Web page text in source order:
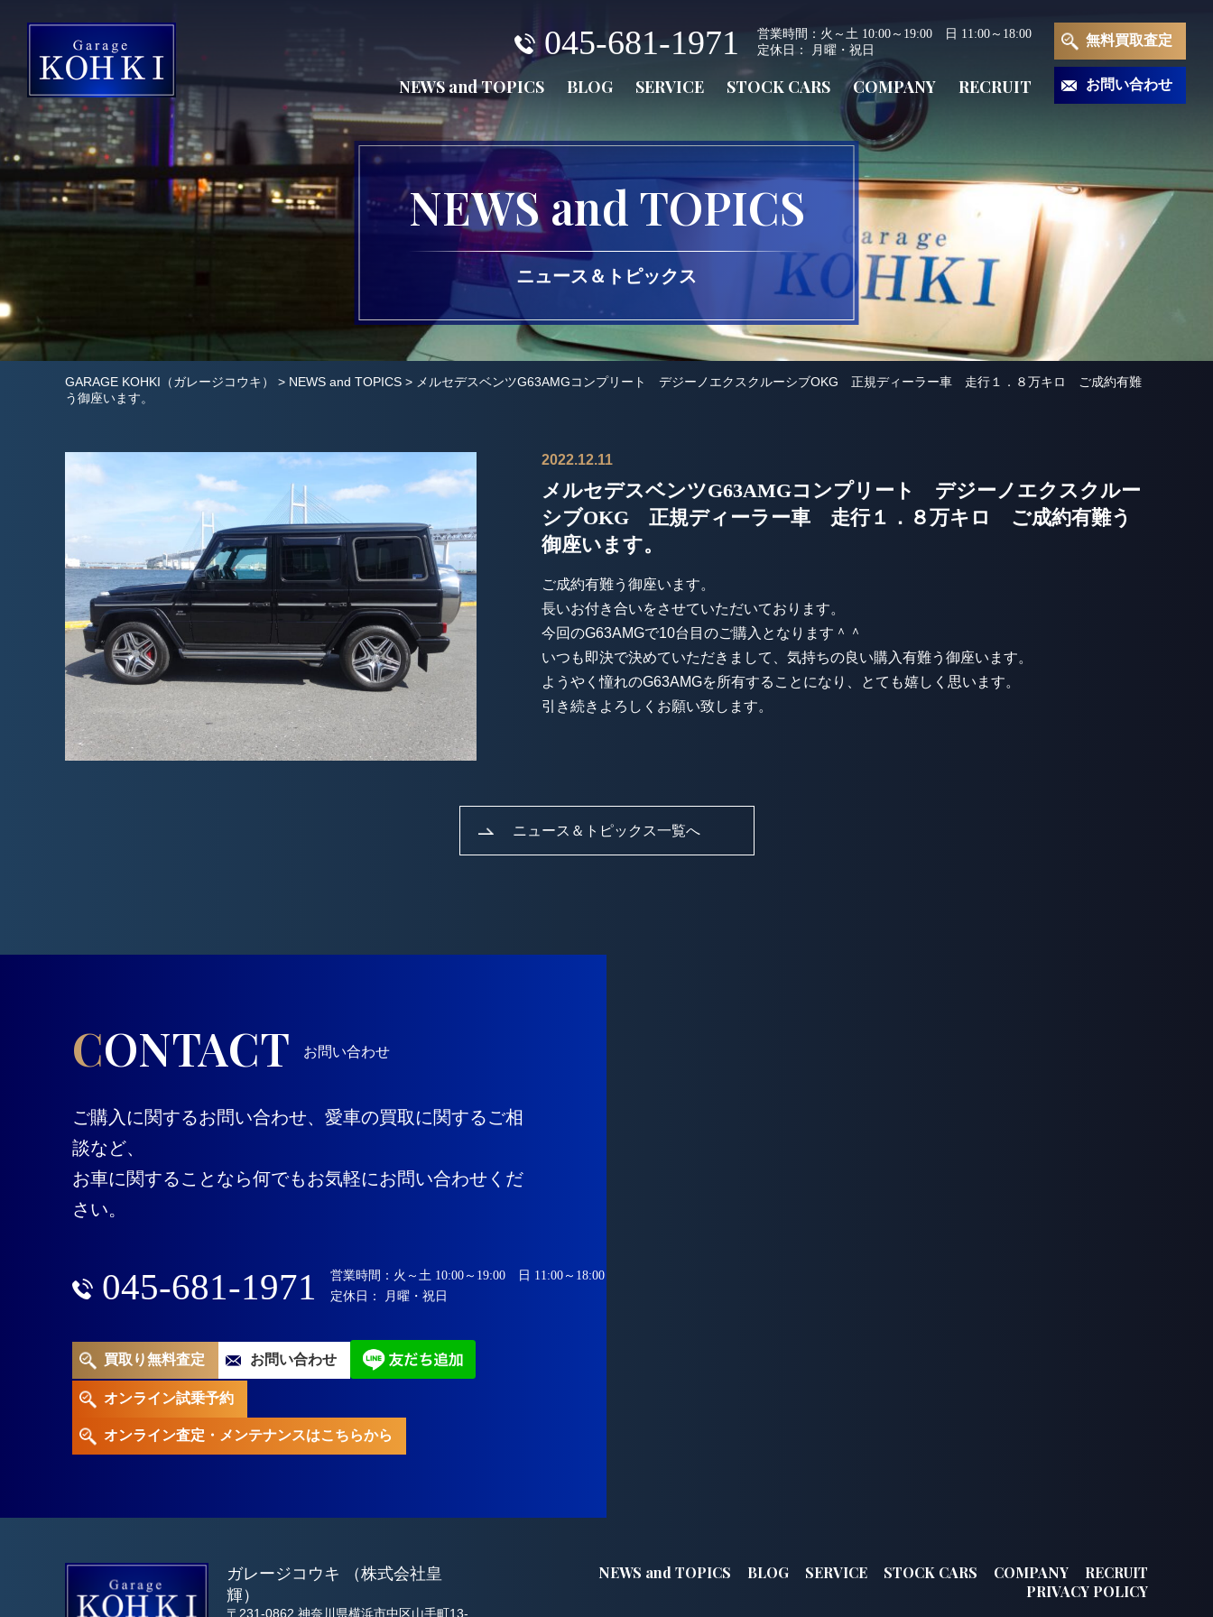
045-681-1971
営業時間：火～土 10:00～19:00 日 11:00～18:00
定休日： 月曜・祝日
NEWS and TOPICS BLOG SERVICE STOCK CARS COMPANY RECRUIT
無料買取査定
お問い合わせ
NEWS and TOPICS
ニュース＆トピックス
GARAGE KOHKI（ガレージコウキ） > NEWS and TOPICS > メルセデスベンツG63AMGコンプリート デジーノエクスクルーシブOKG 正規ディーラー車 走行１．８万キロ ご成約有難
う御座います。
2022.12.11
メルセデスベンツG63AMGコンプリート デジーノエクスクルー
シブOKG 正規ディーラー車 走行１．８万キロ ご成約有難う
御座います。
ご成約有難う御座います。
長いお付き合いをさせていただいております。
今回のG63AMGで10台目のご購入となります＾＾
いつも即決で決めていただきまして、気持ちの良い購入有難う御座います。
ようやく憧れのG63AMGを所有することになり、とても嬉しく思います。
引き続きよろしくお願い致します。
ニュース＆トピックス一覧へ
CONTACT お問い合わせ
ご購入に関するお問い合わせ、愛車の買取に関するご相
談など、
お車に関することなら何でもお気軽にお問い合わせくだ
さい。
045-681-1971 営業時間：火～土 10:00～19:00
日 11:00～18:00
定休日： 月曜・祝日
買取り無料査定 お問い合わせ
オンライン試乗予約
オンライン査定・メンテナンスはこちらから
ガレージコウキ （株式会社皇
輝）
〒231-0862 神奈川県横浜市中区山手町13-
NEWS and TOPICS BLOG SERVICE STOCK CARS COMPANY
RECRUIT
PRIVACY POLICY